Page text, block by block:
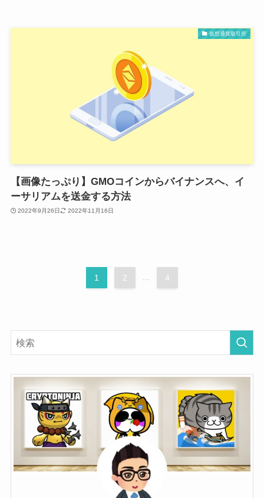
仮想通貨取引所
【画像たっぷり】GMOコインからバイナンスへ、イ
ーサリアムを送金する方法
2022年9月26日 2022年11月16日
1 2 ... 4